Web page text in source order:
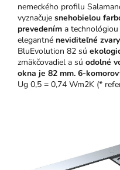
nemeckého profilu
vyznačuje snehobielou
prevedením a
elegantné neviditeľné zvary
BluEvolution 82 sú
zmäkčovadiel a sú odolné
okna je 82 mm. 6-
Ug 0,5 = 0,74 Wm2K (*